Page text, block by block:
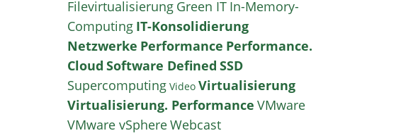
Filevirtualisierung Green IT In-Memory-
Computing IT-Konsolidierung
Netzwerke Performance Performance.
Cloud Software Defined SSD
Supercomputing Video Virtualisierung
Virtualisierung. Performance VMware
VMware vSphereWebcast